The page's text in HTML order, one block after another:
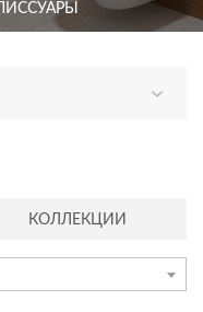
ПИССУАРЫ
КОЛЛЕКЦИИ